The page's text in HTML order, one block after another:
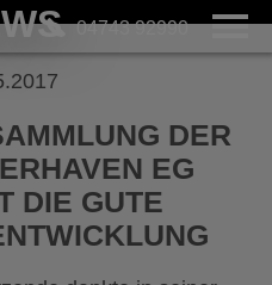
04743 92990
DER
EG
DIE GUTE